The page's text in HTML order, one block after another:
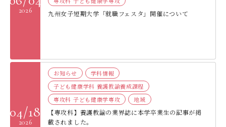
2026 九州女子短期大学「就職フェスタ」開催について
04/18
2026
お知らせ
学科情報
子ども健康学科 養護教諭養成課程
専攻科 子ども健康学専攻
地域
【専攻科】養護教諭の業界誌に本学卒業生の記事が掲
載されました。